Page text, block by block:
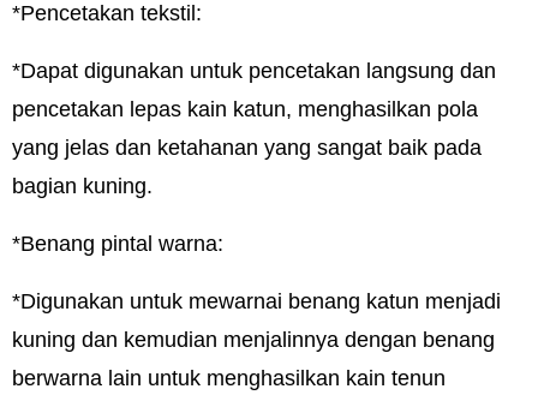
*Pencetakan tekstil:
*Dapat digunakan untuk pencetakan langsung dan
pencetakan lepas kain katun, menghasilkan pola
yang jelas dan ketahanan yang sangat baik pada
bagian kuning.
*Benang pintal warna:
*Digunakan untuk mewarnai benang katun menjadi
kuning dan kemudian menjalinnya dengan benang
berwarna lain untuk menghasilkan kain tenun